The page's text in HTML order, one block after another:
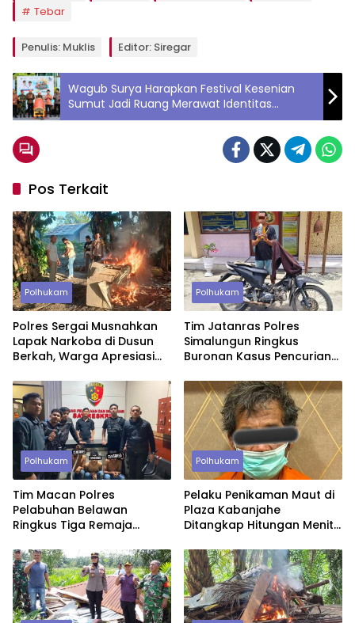
Tebar
Penulis: Muklis Editor: Siregar
Wagub Surya Harapkan Festival Kesenian
Sumut Jadi Ruang Merawat Identitas
Budaya dan Harmoni Keberagaman
Pos Terkait
Polhukam
Polres Sergai Musnahkan
Lapak Narkoba di Dusun
Berkah, Warga Apresiasi
Polhukam
Tim Jatanras Polres
Simalungun Ringkus
Buronan Kasus Pencurian
Polhukam
Tim Macan Polres
Pelabuhan Belawan
Ringkus Tiga Remaja
Motor di Marelan
Polhukam
Pelaku Penikaman Maut di
Plaza Kabanjahe
Ditangkap Hitungan Menit,